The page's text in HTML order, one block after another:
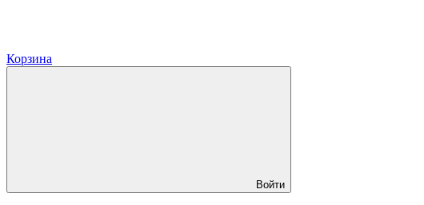
Корзина
Войти